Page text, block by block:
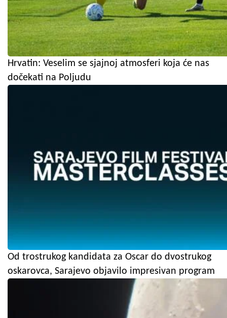
Hrvatin: Veselim se sjajnoj atmosferi koja će nas
dočekati na Poljudu
Od trostrukog kandidata za Oscar do dvostrukog
oskarovca, Sarajevo objavilo impresivan program